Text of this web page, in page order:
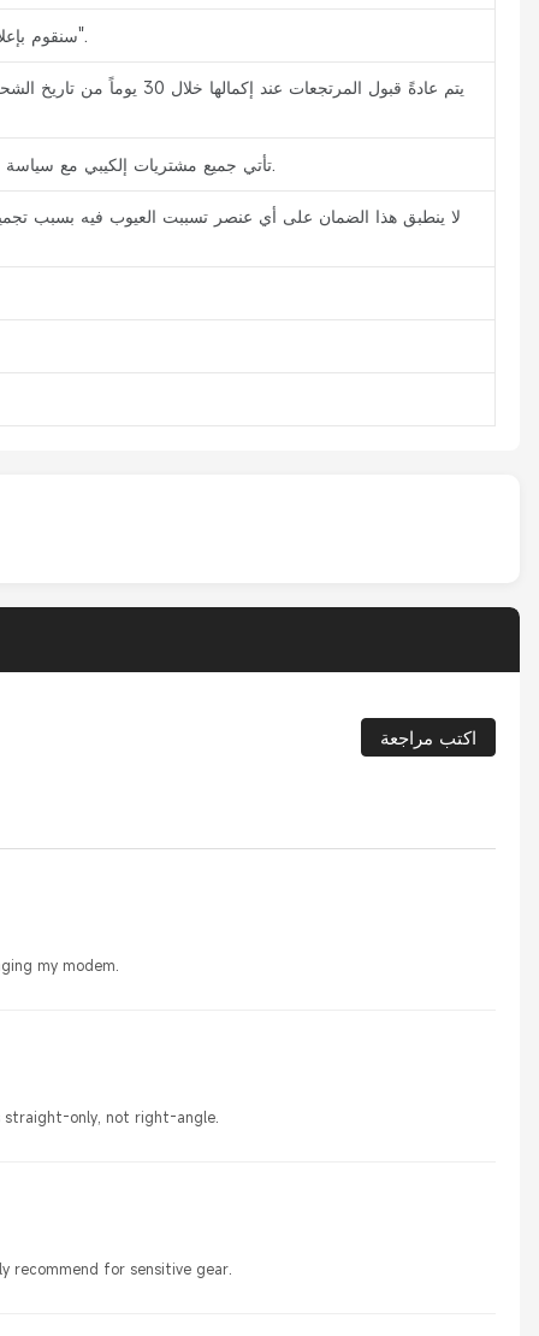
سنقوم بإعلامك عبر البريد الإلكتروني برقم التتبع بمجرد شحن الطلب. يمكنك تتبع طلبك باستخدام ميزة "تتبع طلبي".
يتم عادةً قبول
تأتي جميع مشتريات إلكيبي مع سياسة إرجاع واسترداد الأموال لمدة 30 يوماً، بالإضافة إلى ضمان إلكيبي لمدة سنة واحدة ضد أي عيوب تصنيع.
لا ينطبق هذا الضمان على أي عنصر تسببت العيوب فيه بسبب
اكتب مراجعة
my modem.
straight-only, not right-angle.
recommend for sensitive gear.